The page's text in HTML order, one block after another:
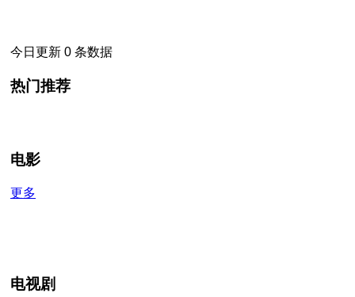
今日更新 0 条数据
热门推荐
电影
更多
电视剧